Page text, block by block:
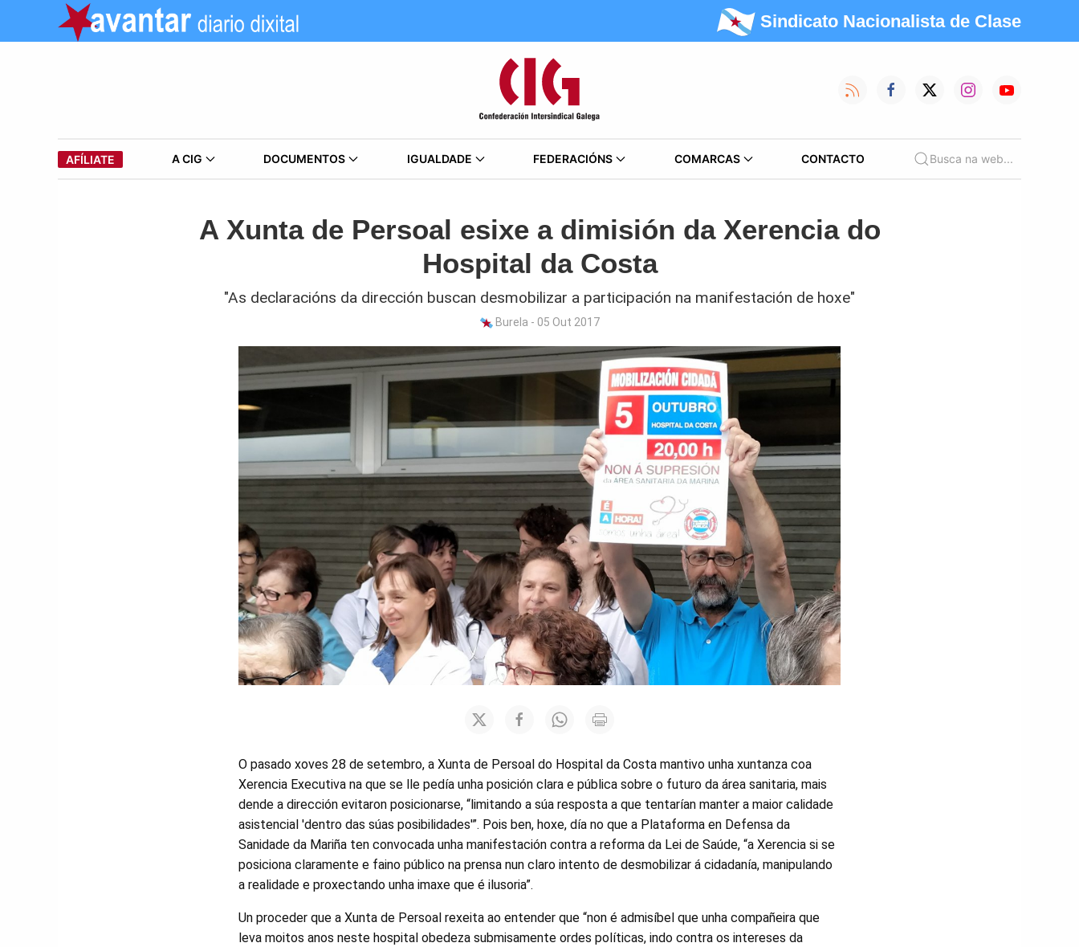
Sindicato Nacionalista de Clase
AFÍLIATE A CIG DOCUMENTOS IGUALDADE FEDERACIÓNS COMARCAS CONTACTO Busca na web...
A Xunta de Persoal esixe a dimisión da Xerencia do
Hospital da Costa
"As declaracións da dirección buscan desmobilizar a participación na manifestación de hoxe"
Burela - 05 Out 2017
O pasado xoves 28 de setembro, a Xunta de Persoal do Hospital da Costa mantivo unha xuntanza coa
Xerencia Executiva na que se lle pedía unha posición clara e pública sobre o futuro da área sanitaria, mais
dende a dirección evitaron posicionarse, “limitando a súa resposta a que tentarían manter a maior calidade
asistencial 'dentro das súas posibilidades'”. Pois ben, hoxe, día no que a Plataforma en Defensa da
Sanidade da Mariña ten convocada unha manifestación contra a reforma da Lei de Saúde, “a Xerencia si se
posiciona claramente e faino público na prensa nun claro intento de desmobilizar á cidadanía, manipulando
a realidade e proxectando unha imaxe que é ilusoria”.
Un proceder que a Xunta de Persoal rexeita ao entender que “non é admisíbel que unha compañeira que
leva moitos anos neste hospital obedeza submisamente ordes políticas, indo contra os intereses da